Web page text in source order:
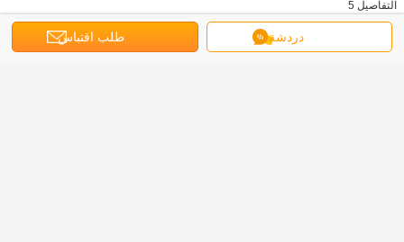
التفاصيل 5
دردشة طلب اقتباس